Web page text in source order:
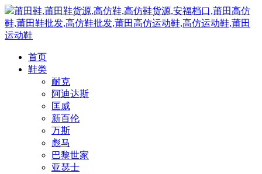
莆田鞋,莆田鞋货源,高仿鞋,高仿鞋货源,安福档口,莆田高仿
鞋,莆田鞋批发,高仿鞋批发,莆田高仿运动鞋,高仿运动鞋,莆田
运动鞋
首页
鞋类
耐克
阿迪达斯
匡威
新百伦
万斯
彪马
巴黎世家
亚瑟士